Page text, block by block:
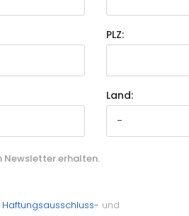
PLZ:
Land:
Newsletter erhalten.
Haftungsausschluss- und